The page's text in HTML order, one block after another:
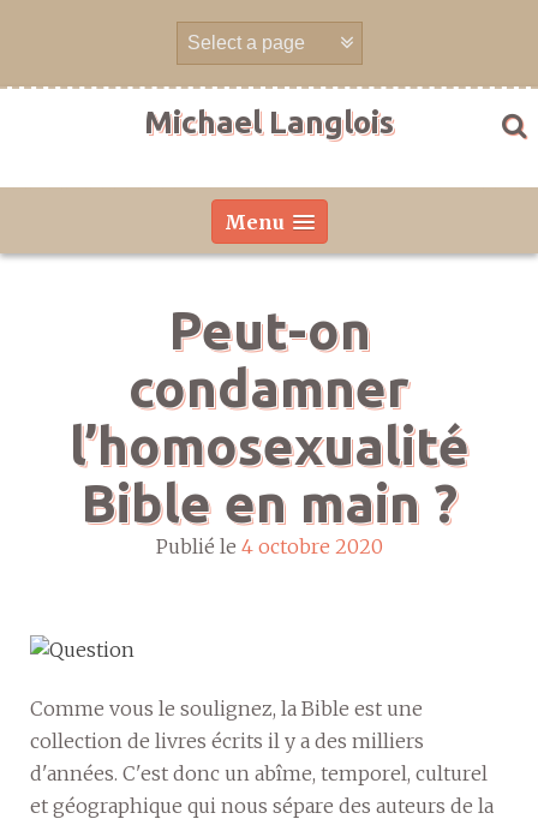
Michael Langlois
Menu
Peut-on
condamner
l’homosexualité
Bible en main ?
Publié le 4 octobre 2020
Comme vous le soulignez, la Bible est une
collection de livres écrits il y a des milliers
d'années. C'est donc un abîme, temporel, culturel
et géographique qui nous sépare des auteurs de la